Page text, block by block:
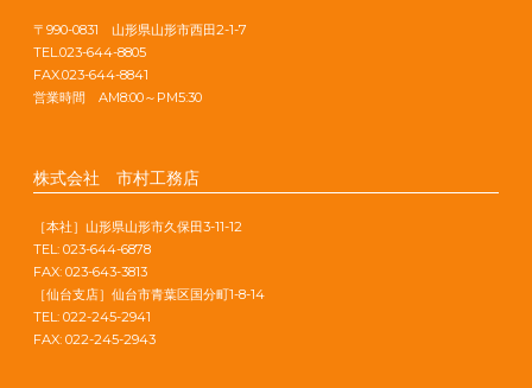
〒990-0831 山形県山形市西田2-1-7
TEL.023-644-8805
FAX.023-644-8841
営業時間 AM8:00～PM5:30
株式会社 市村工務店
［本社］山形県山形市久保田3-11-12
TEL: 023-644-6878
FAX: 023-643-3813
［仙台支店］仙台市青葉区国分町1-8-14
TEL: 022-245-2941
FAX: 022-245-2943